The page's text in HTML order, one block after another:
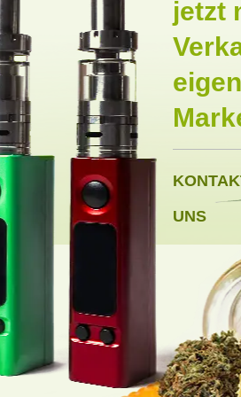
jetzt
UNS